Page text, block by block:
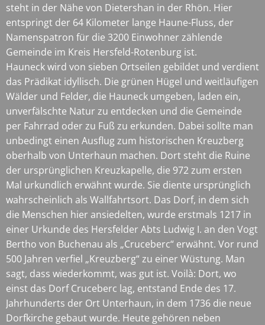
steht in der Nähe von Dietershan in der Rhön. Hier
entspringt der 64 Kilometer lange Haune-Fluss, der
Namenspatron für die 3200 Einwohner zählende
Gemeinde im Kreis Hersfeld-Rotenburg ist.
Hauneck wird von sieben Ortseilen gebildet und verdient
das Prädikat idyllisch. Die grünen Hügel und weitläufigen
Wälder und Felder, die Hauneck umgeben, laden ein,
unverfälschte Natur zu entdecken und die Gemeinde
per Fahrrad oder zu Fuß zu erkunden. Dabei sollte man
unbedingt einen Ausflug zum historischen Kreuzberg
oberhalb von Unterhaun machen. Dort steht die Ruine
der ursprünglichen Kreuzkapelle, die 972 zum ersten
Mal urkundlich erwähnt wurde. Sie diente ursprünglich
wahrscheinlich als Wallfahrtsort. Das Dorf, in dem sich
die Menschen hier ansiedelten, wurde erstmals 1217 in
einer Urkunde des Hersfelder Abts Ludwig I. an den Vogt
Bertho von Buchenau als „Cruceberc“ erwähnt. Vor rund
500 Jahren verfiel „Kreuzberg“ zu einer Wüstung. Man
sagt, dass wiederkommt, was gut ist. Voilà: Dort, wo
einst das Dorf Cruceberc lag, entstand Ende des 17.
Jahrhunderts der Ort Unterhaun, in dem 1736 die neue
Dorfkirche gebaut wurde. Heute gehören neben